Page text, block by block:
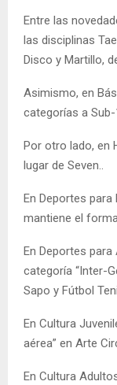
Entre las
las disciplinas
Disco y Martillo,
Asimismo, en
categorías a
Por otro lado, en
lugar de Seven..
En Deportes
mantiene el
En Deportes
categoría “Inter-
Sapo y Fútbol
En Cultura
aérea” en Arte
En Cultura